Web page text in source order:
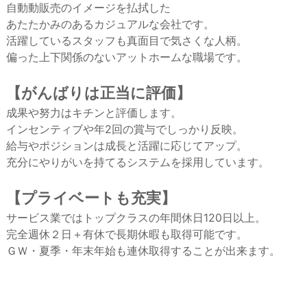
自動動販売のイメージを払拭した
あたたかみのあるカジュアルな会社です。
活躍しているスタッフも真面目で気さくな人柄。
偏った上下関係のないアットホームな職場です。
【がんばりは正当に評価】
成果や努力はキチンと評価します。
インセンティブや年2回の賞与でしっかり反映。
給与やポジションは成長と活躍に応じてアップ。
充分にやりがいを持てるシステムを採用しています。
【プライベートも充実】
サービス業ではトップクラスの年間休日120日以上。
完全週休２日＋有休で長期休暇も取得可能です。
ＧＷ・夏季・年末年始も連休取得することが出来ます。